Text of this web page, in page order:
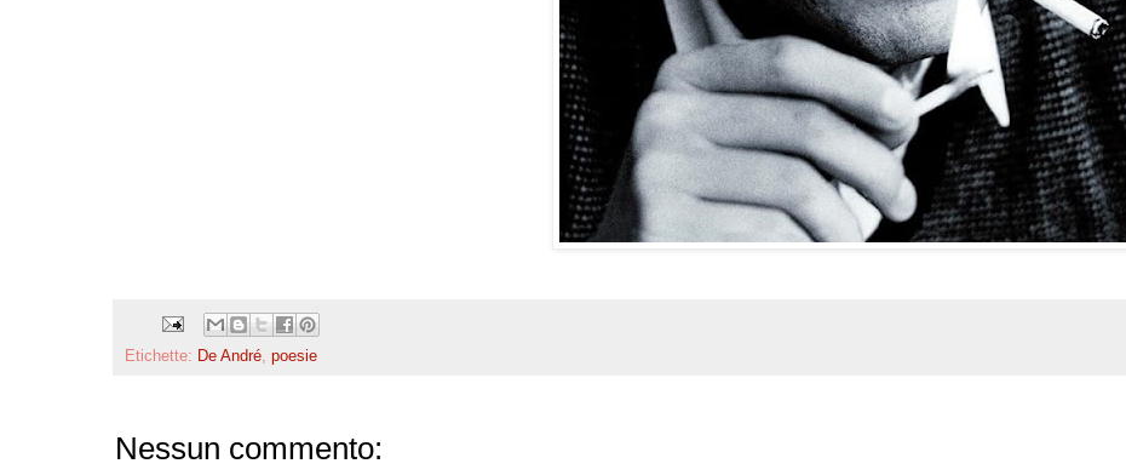
Etichette: De André, poesie
Nessun commento: